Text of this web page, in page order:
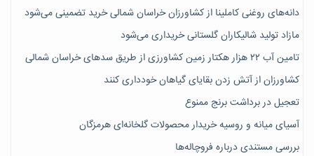
دانه‌های روغنی کاملینا از کشاورزان خراسان شمالی خرید تضمینی می‌شود
مازاد تولید شالیکاران گلستانی خریداری می‌شود
تامین آب ۲۲ هزار هکتار زمین کشاورزی از طریق سدهای خراسان شمالی
کشاورزان از آتش زدن بقایای گیاهان خودداری کنند
تعجیل در برداشت برنج ممنوع
آسیای میانه و روسیه خریدار محصولات گلخانه‌ای هرمزگان
بررسی مستندی درباره فروچاله‌ها